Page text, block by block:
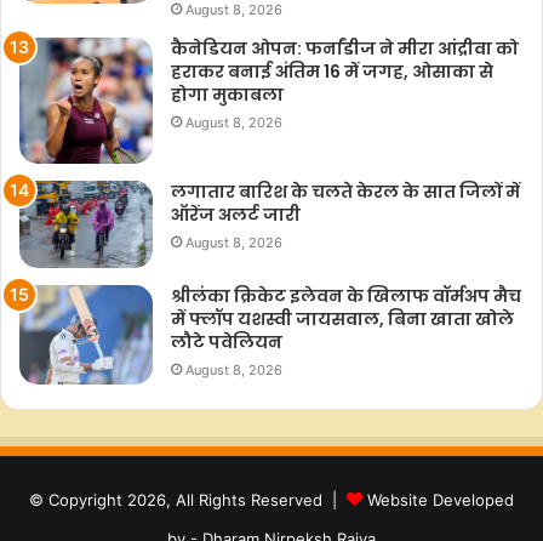
August 8, 2026
कैनेडियन ओपन: फर्नांडीज ने मीरा आंद्रीवा को
हराकर बनाई अंतिम 16 में जगह, ओसाका से
होगा मुकाबला
August 8, 2026
लगातार बारिश के चलते केरल के सात जिलों में
ऑरेंज अलर्ट जारी
August 8, 2026
श्रीलंका क्रिकेट इलेवन के खिलाफ वॉर्मअप मैच
में फ्लॉप यशस्वी जायसवाल, बिना खाता खोले
लौटे पवेलियन
August 8, 2026
© Copyright 2026, All Rights Reserved |
Website Developed